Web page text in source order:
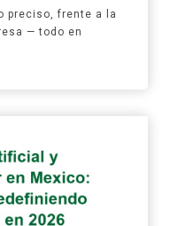
preciso, frente a la
— todo en